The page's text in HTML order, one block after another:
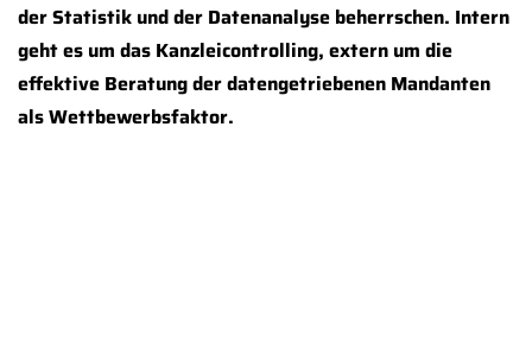
der Statistik und der Datenanalyse beherrschen. Intern
geht es um das Kanzleicontrolling, extern um die
effektive Beratung der datengetriebenen Mandanten
als Wettbewerbsfaktor.